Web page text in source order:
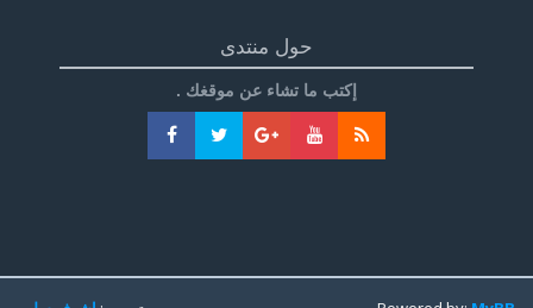
حول منتدى
إكتب ما تشاء عن موقغك .